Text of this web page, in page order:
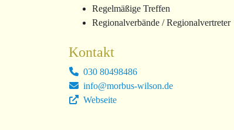
Regelmäßige Treffen
Regionalverbände / Regionalvertreter
Kontakt
030 80498486
info@morbus-wilson.de
Webseite